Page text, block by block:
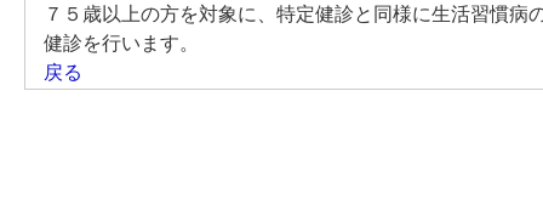
７５歳以上の方を対象に、特定健診と同様に生活習慣
健診を行います。
戻る